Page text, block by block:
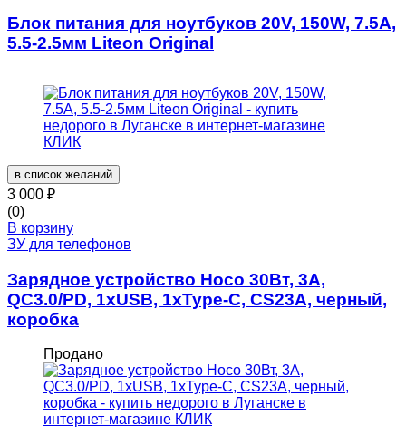
Блок питания для ноутбуков 20V, 150W, 7.5A,
5.5-2.5мм Liteon Original
в список желаний
3 000 ₽
(0)
В корзину
ЗУ для телефонов
Зарядное устройство Hoco 30Вт, 3А,
QC3.0/PD, 1хUSB, 1хType-C, CS23A, черный,
коробка
Продано